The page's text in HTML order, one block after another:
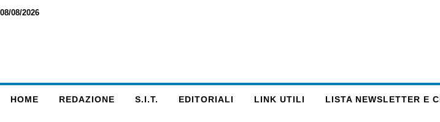
08/08/2026
HOME REDAZIONE S.I.T. EDITORIALI LINK UTILI LISTA NEWSLETTER E